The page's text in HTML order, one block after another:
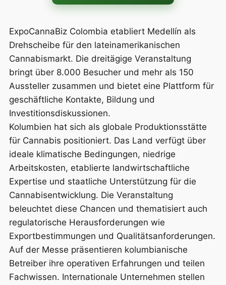
ExpoCannaBiz Colombia etabliert Medellín als
Drehscheibe für den lateinamerikanischen
Cannabismarkt. Die dreitägige Veranstaltung
bringt über 8.000 Besucher und mehr als 150
Aussteller zusammen und bietet eine Plattform für
geschäftliche Kontakte, Bildung und
Investitionsdiskussionen.
Kolumbien hat sich als globale Produktionsstätte
für Cannabis positioniert. Das Land verfügt über
ideale klimatische Bedingungen, niedrige
Arbeitskosten, etablierte landwirtschaftliche
Expertise und staatliche Unterstützung für die
Cannabisentwicklung. Die Veranstaltung
beleuchtet diese Chancen und thematisiert auch
regulatorische Herausforderungen wie
Exportbestimmungen und Qualitätsanforderungen.
Auf der Messe präsentieren kolumbianische
Betreiber ihre operativen Erfahrungen und teilen
Fachwissen. Internationale Unternehmen stellen